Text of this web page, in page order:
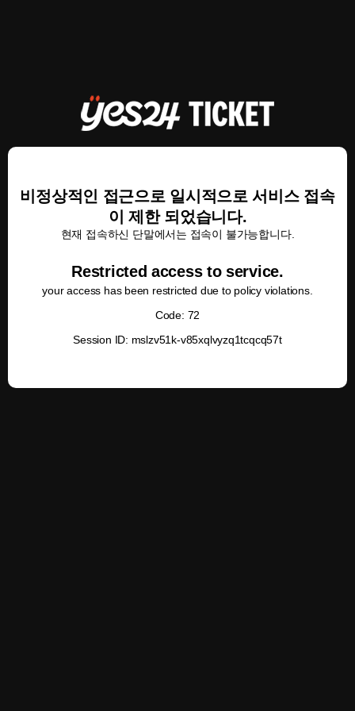
비정상적인 접근으로 일시적으로 서비스 접속
이 제한 되었습니다.
현재 접속하신 단말에서는 접속이 불가능합니다.
Restricted access to service.
your access has been restricted due to policy violations.
Code: 72
Session ID: mslzv51k-v85xqlvyzq1tcqcq57t